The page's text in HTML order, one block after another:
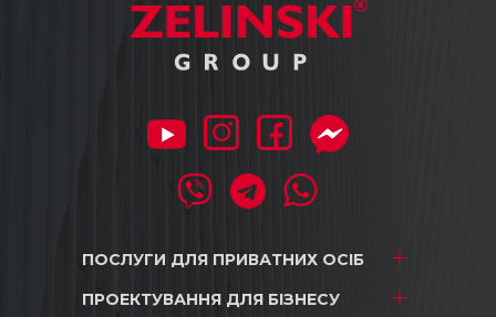
ПОСЛУГИ ДЛЯ ПРИВАТНИХ ОСІБ
Проектування
ПРОЕКТУВАННЯ ДЛЯ БІЗНЕСУ